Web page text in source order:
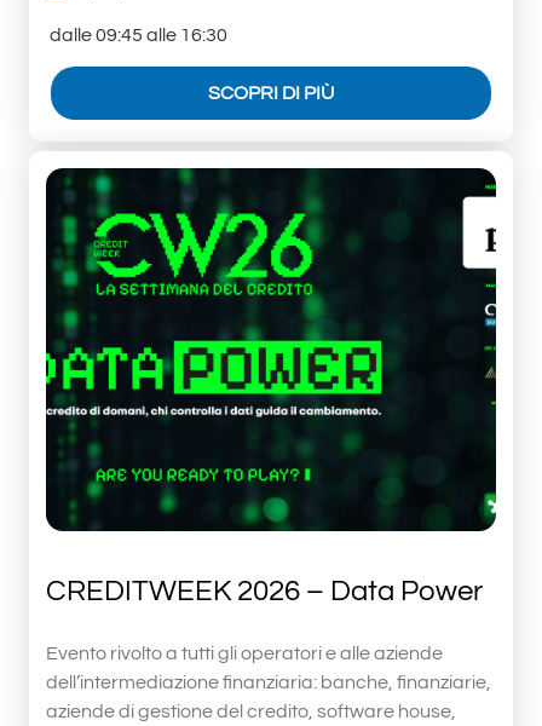
dalle 09:45 alle 16:30
SCOPRI DI PIÙ
CREDITWEEK 2026 – Data Power
Evento rivolto a tutti gli operatori e alle aziende
dell’intermediazione finanziaria: banche, finanziarie,
aziende di gestione del credito, software house,